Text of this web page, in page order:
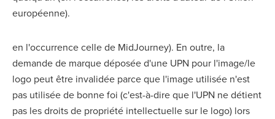
européenne).
en l'occurrence celle de MidJourney). En outre, la
demande de marque déposée d'une UPN pour l'image/le
logo peut être invalidée parce que l'image utilisée n'est
pas utilisée de bonne foi (c'est-à-dire que l'UPN ne détient
pas les droits de propriété intellectuelle sur le logo) lors